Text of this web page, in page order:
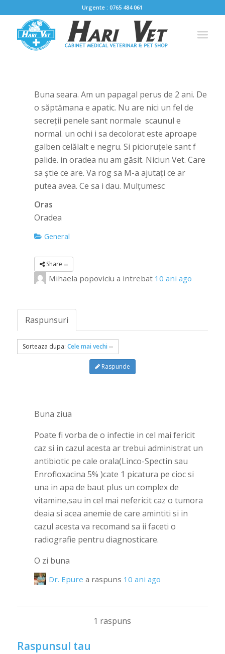
Urgente : 0765 484 061
Buna seara. Am un papagal perus de 2 ani. De
o săptămana e apatic. Nu are nici un fel de
secreții penele sant normale scaunul e
normal. un ochi i sa decolorat este aproape
galben celălalt e negru. Si picioruțele sant f
palide. in oradea nu am găsit. Niciun Vet. Care
sa știe ce are. Va rog sa M-a ajutați ce ar
putea avea. Ce sa i dau. Mulțumesc
Oras
Oradea
General
Share
Mihaela popoviciu a intrebat 10 ani ago
Raspunsuri
Sorteaza dupa: Cele mai vechi
Raspunde
Buna ziua
Poate fi vorba de o infectie in cel mai fericit
caz si in cazul acesta ar trebui administrat un
antibiotic pe cale orala(Linco-Spectin sau
Enrofloxacina 5% )cate 1 picatura pe cioc si
una in apa de baut plus un complex de
vitamine,sau in cel mai nefericit caz o tumora
deaia si acea anemie de care amintiti si in
cazul acesta va recomand sa ii faceti o
radiografie pentru diagnosticare.
O zi buna
Dr. Epure a raspuns 10 ani ago
1 raspuns
Raspunsul tau